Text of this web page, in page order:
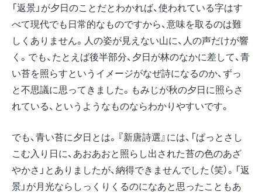
「返景」が夕日のことだとわかれば、使われている字はす
べて現代でも日常的なものですから、意味を取るのは難
しくありません。人の姿が見えない山に、人の声だけが響
く。でも、たとえば後半部分、夕日が林のなかに差して、青
い苔を照らすというイメージがなぜ詩になるのか、ずっ
と不思議に思ってきました。もみじが秋の夕日に照らさ
れている、というようなものならわかりやすいです。
でも、青い苔に夕日とは。『新唐詩選』には、「ぱっとさし
こむ入り日に、あおあおと照らし出された苔の色のあざ
やかさ」とありましたが、納得できませんでした（笑）。「返
景」が月光ならしっくりくるのになあと思ったこともあ